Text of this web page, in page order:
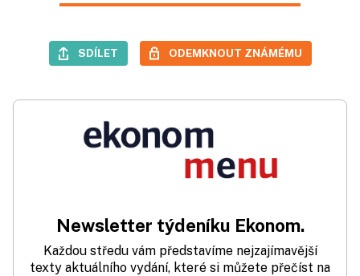
SDÍLET ODEMKNOUT ZNÁMÉMU
Newsletter týdeníku Ekonom.
Každou středu vám představíme nejzajímavější
texty aktuálního vydání, které si můžete přečíst na